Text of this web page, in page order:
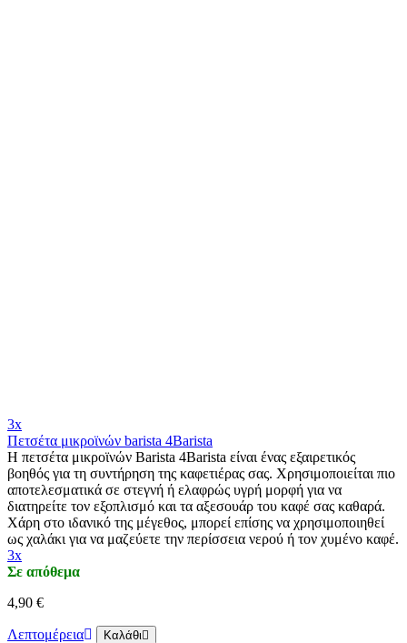
3x
Πετσέτα μικροϊνών barista 4Barista
Η πετσέτα μικροϊνών Barista 4Barista είναι ένας εξαιρετικός
βοηθός για τη συντήρηση της καφετιέρας σας. Χρησιμοποιείται πιο
αποτελεσματικά σε στεγνή ή ελαφρώς υγρή μορφή για να
διατηρείτε τον εξοπλισμό και τα αξεσουάρ του καφέ σας καθαρά.
Χάρη στο ιδανικό της μέγεθος, μπορεί επίσης να χρησιμοποιηθεί
ως χαλάκι για να μαζεύετε την περίσσεια νερού ή τον χυμένο καφέ.
3x
Σε απόθεμα
4,90 €
Λεπτομέρεια Καλάθι